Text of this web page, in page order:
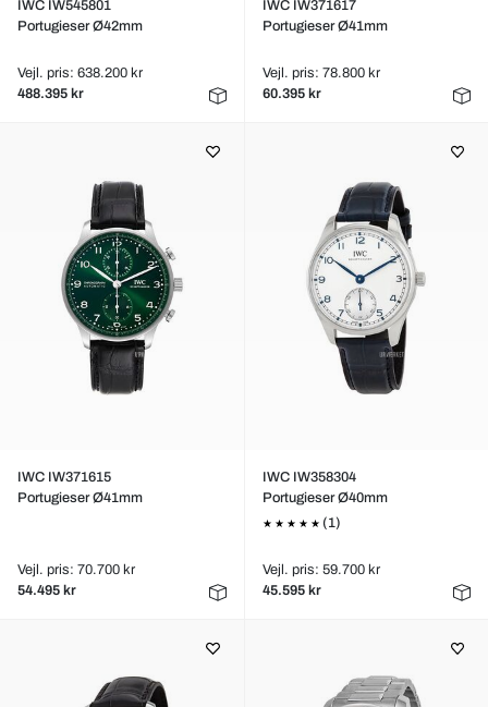
IWC IW545801
Portugieser Ø42mm
Vejl. pris: 638.200 kr
488.395 kr
IWC IW371617
Portugieser Ø41mm
Vejl. pris: 78.800 kr
60.395 kr
IWC IW371615
Portugieser Ø41mm
Vejl. pris: 70.700 kr
54.495 kr
IWC IW358304
Portugieser Ø40mm
(1)
Vejl. pris: 59.700 kr
45.595 kr